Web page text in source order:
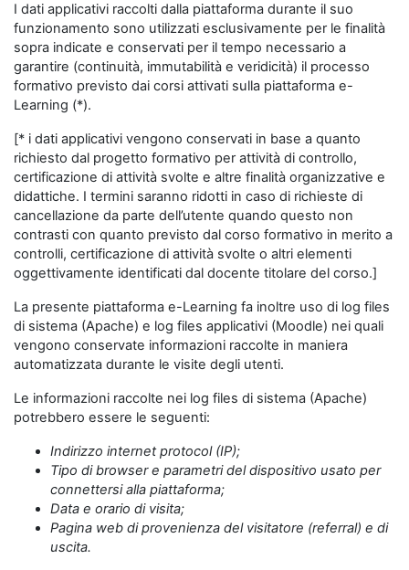
I dati applicativi raccolti dalla piattaforma durante il suo
funzionamento sono utilizzati esclusivamente per le finalità
sopra indicate e conservati per il tempo necessario a
garantire (continuità, immutabilità e veridicità) il processo
formativo previsto dai corsi attivati sulla piattaforma e-
Learning (*).
[* i dati applicativi vengono conservati in base a quanto
richiesto dal progetto formativo per attività di controllo,
certificazione di attività svolte e altre finalità organizzative e
didattiche. I termini saranno ridotti in caso di richieste di
cancellazione da parte dell’utente quando questo non
contrasti con quanto previsto dal corso formativo in merito a
controlli, certificazione di attività svolte o altri elementi
oggettivamente identificati dal docente titolare del corso.]
La presente piattaforma e-Learning fa inoltre uso di log files
di sistema (Apache) e log files applicativi (Moodle) nei quali
vengono conservate informazioni raccolte in maniera
automatizzata durante le visite degli utenti.
Le informazioni raccolte nei log files di sistema (Apache)
potrebbero essere le seguenti:
Indirizzo internet protocol (IP);
Tipo di browser e parametri del dispositivo usato per
connettersi alla piattaforma;
Data e orario di visita;
Pagina web di provenienza del visitatore (referral) e di
uscita.